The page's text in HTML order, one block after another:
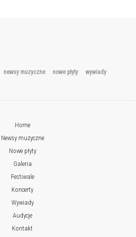
newsy muzyczne nowe płyty wywiady
Home
Newsy muzyczne
Nowe płyty
Galeria
Festiwale
Koncerty
Wywiady
Audycje
Kontakt